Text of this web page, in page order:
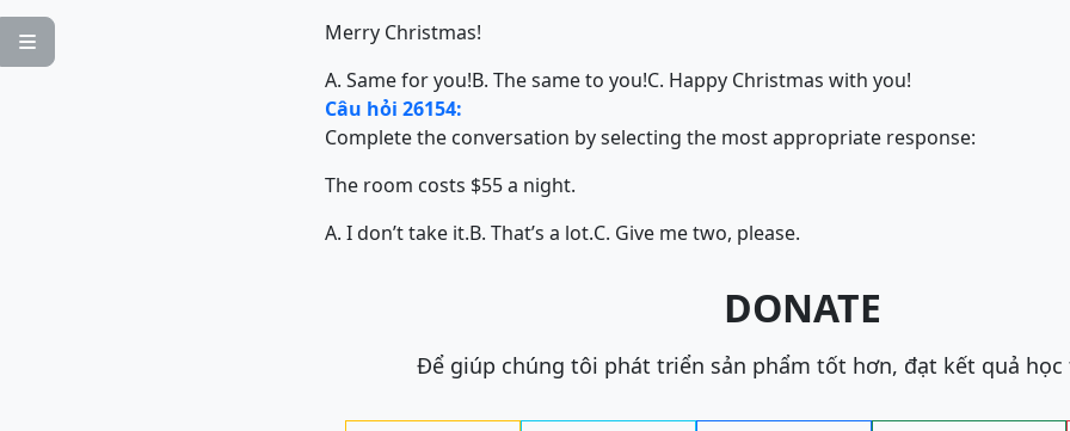

Merry Christmas!
A. Same for you!B. The same to you!C. Happy Christmas with you!
Câu hỏi 26154:
Complete the conversation by selecting the most appropriate response:
The room costs $55 a night.
A. I don’t take it.B. That’s a lot.C. Give me two, please.
DONATE
Để giúp chúng tôi phát triển sản phẩm tốt hơn, đạt kết quả học